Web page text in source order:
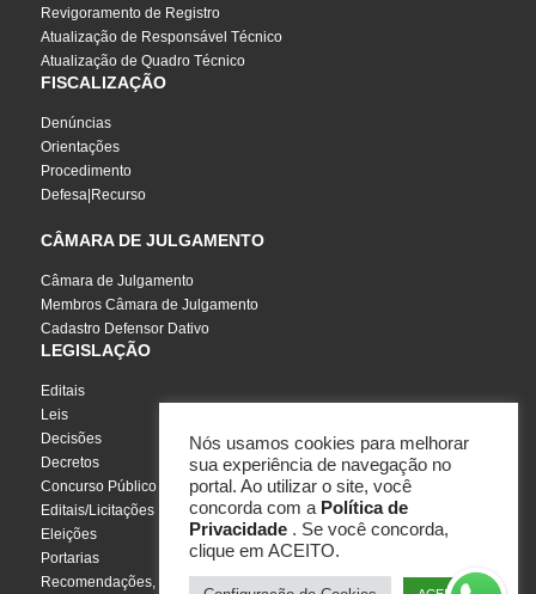
Revigoramento de Registro
Atualização de Responsável Técnico
Atualização de Quadro Técnico
FISCALIZAÇÃO
Denúncias
Orientações
Procedimento
Defesa|Recurso
CÂMARA DE JULGAMENTO
Câmara de Julgamento
Membros Câmara de Julgamento
Cadastro Defensor Dativo
LEGISLAÇÃO
Editais
Leis
Decisões
Decretos
Concurso Público
Editais/Licitações
Eleições
Portarias
Recomendações, Pareceres e Notas
Nós usamos cookies para melhorar
sua experiência de navegação no
portal. Ao utilizar o site, você
concorda com a Política de
Privacidade . Se você concorda,
clique em ACEITO.